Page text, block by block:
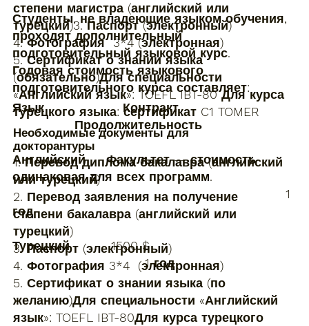
степени магистра (английский или
турецкий)3. Паспорт (электронный)
4. Фотография 3*4 (электронная)
5. Сертификат о знании языка
(обязательно)Для специальности
«Английский язык»: TOEFL IBT-80 Для курса
турецкого языка: сертификат C1 TOMER
Необходимые документы для
докторантуры
1. Перевод диплома бакалавра (английский
или турецкий)
2. Перевод заявления на получение
степени бакалавра (английский или
турецкий)
3. Паспорт (электронный)
4. Фотография 3*4 (электронная)
5. Сертификат о знании языка (по
желанию)Для специальности «Английский
язык»: TOEFL IBT-80Для курса турецкого
Студенты, не владеющие языком обучения,
проходят дополнительный
подготовительный языковой курс.
Годовая стоимость языкового
подготовительного курса составляет:
Язык Контракт
Продолжительность
Английский Факультет — стоимость
одинаковая для всех программ.
1
год
Турецкий 1500 $
1 год